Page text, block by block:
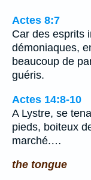
Actes 8:7
Car des esprits
démoniaques,
beaucoup de
guéris.
Actes 14:8-10
A Lystre, se
pieds, boiteux
marché.…
the tongue